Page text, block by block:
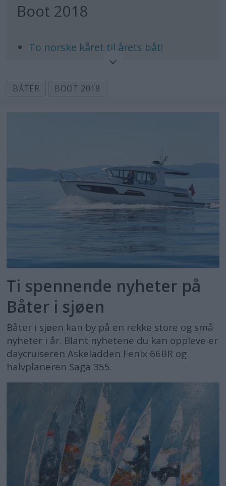
Boot 2018
To norske kåret til årets båt!
kvadratmeter
Bavaria slår på stortromma
De mest spennende nyhetene til
Dusseldorf
Størst på verdens største messe
BÅTER BOOT 2018
Ti spennende nyheter på
Båter i sjøen
Båter i sjøen kan by på en rekke store og små
nyheter i år. Blant nyhetene du kan oppleve er
daycruiseren Askeladden Fenix 66BR og
halvplaneren Saga 355.